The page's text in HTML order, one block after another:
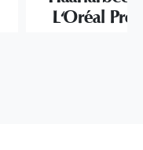
L'Oréal